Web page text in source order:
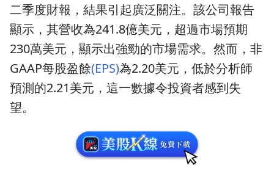
二季度財報，結果引起廣泛關注。該公司報告
顯示，其營收為241.8億美元，超過市場預期
230萬美元，顯示出強勁的市場需求。然而，非
GAAP每股盈餘(EPS)為2.20美元，低於分析師
預測的2.21美元，這一數據令投資者感到失
望。